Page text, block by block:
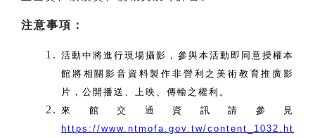
注意事項：
活動中將進行現場攝影，參與本活動即同意授權本
館將相關影音資料製作非營利之美術教育推廣影
片，公開播送、上映、傳輸之權利。
來館 交通 資訊請參見
https://www.ntmofa.gov.tw/content_1032.ht